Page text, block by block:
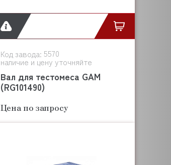
Код завода:5570
наличие и цену уточняйте
Вал для тестомеса GAM
(RG101490)
Цена по запросу